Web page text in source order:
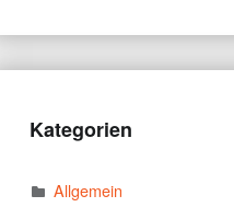
Kategorien
Allgemein